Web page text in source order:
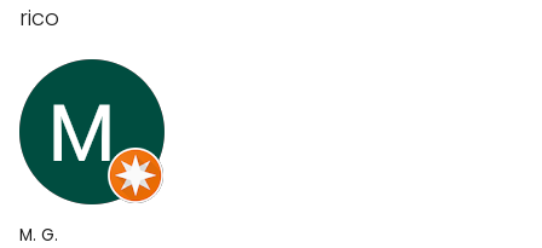
rico
M. G.